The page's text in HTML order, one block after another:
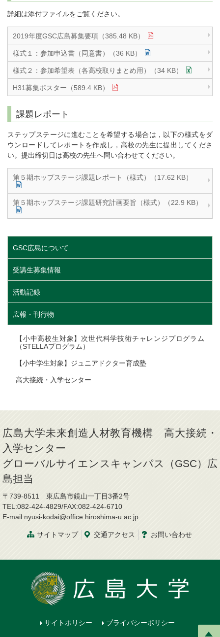
詳細は添付ファイルをご覧ください。
2019年度GSC広島募集要項（385.48 KB）
様式１：参加申込書（同意書）（36 KB）
様式２：参加希望表（各高校取りまとめ用）（34 KB）
H31募集ポスター（589.4 KB）
課題レポート
ステップステージに進むことを希望する場合は，以下の様式をダ
ウンロードしてレポートを作成し，高校の先生に提出してくださ
い。提出締切日は高校の先生へ問い合わせてください。
第５期ホップステージ課題レポート（様式）（17.62 KB）
第５期ホップステージ課題研究計画要旨（様式）（22.9 KB）
GSC広島について
受講生募集情報
活動記録
広報・刊行物
【小中高校生対象】次世代科学技術チャレンジプログラム
（STELLAプログラム）
【小中学生対象】ジュニアドクター育成塾
高大接続・入学センター
広島大学未来創造人材教育機構 高大接続・
入学センター
グローバルサイエンスキャンパス（GSC）広
島担当
〒739-8511 東広島市鏡山一丁目3番2号
TEL:082-424-4829/FAX:082-424-6710
E-mail:nyusi-kodai@office.hiroshima-u.ac.jp
サイトマップ 交通アクセス お問い合わせ
サイトポリシー プライバシーポリシー